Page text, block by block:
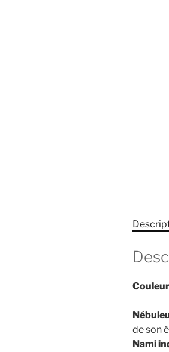
de son
Nami